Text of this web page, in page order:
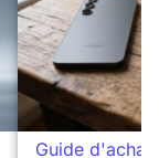
Guide d'achat